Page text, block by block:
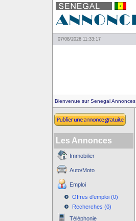
07/08/2026 11:33:17
Bienvenue sur Senegal Annonces.
Les Annonces
Immobilier
Auto/Moto
Emploi
Offres d'emploi (0)
Recherches (0)
Téléphonie